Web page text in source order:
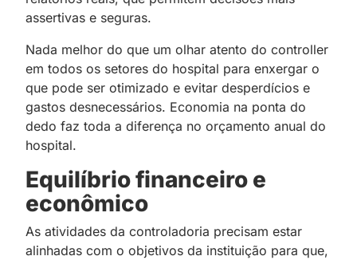
assertivas e seguras.
Nada melhor do que um olhar atento do controller
em todos os setores do hospital para enxergar o
que pode ser otimizado e evitar desperdícios e
gastos desnecessários. Economia na ponta do
dedo faz toda a diferença no orçamento anual do
hospital.
Equilíbrio financeiro e
econômico
As atividades da controladoria precisam estar
alinhadas com o objetivos da instituição para que,